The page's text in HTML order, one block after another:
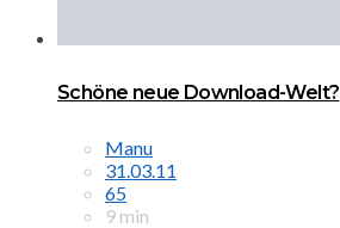
Schöne neue Download-Welt?
Manu
31.03.11
65
9 min